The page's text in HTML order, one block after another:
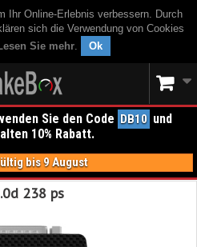
Ihr Online-Erlebnis verbessern. Durch
sich die Verwendung von Cookies
Sie mehr. Ok
Sie den Code DB10 und
10% Rabatt.
bis 9 August
238 ps